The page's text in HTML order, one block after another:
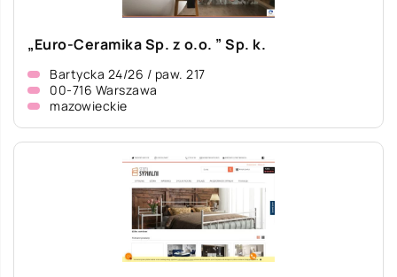
„Euro-Ceramika Sp. z o.o. ” Sp. k.
Bartycka 24/26 / paw. 217
00-716 Warszawa
mazowieckie